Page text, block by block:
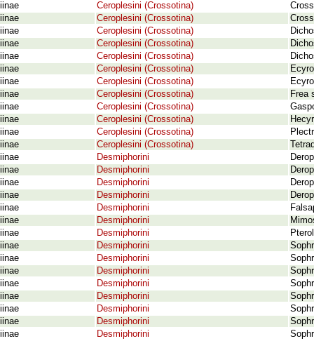
Ceroplesini (Crossotina)
Ceroplesini (Crossotina)
Ceroplesini (Crossotina)
Ceroplesini (Crossotina)
Ceroplesini (Crossotina)
Ceroplesini (Crossotina)
Ceroplesini (Crossotina)
Ceroplesini (Crossotina)
Frea
Ceroplesini (Crossotina)
Ceroplesini (Crossotina)
Ceroplesini (Crossotina)
Ceroplesini (Crossotina)
Desmiphorini
Desmiphorini
Desmiphorini
Desmiphorini
Desmiphorini
Desmiphorini
Desmiphorini
Desmiphorini
Desmiphorini
Desmiphorini
Desmiphorini
Desmiphorini
Desmiphorini
Desmiphorini
Desmiphorini